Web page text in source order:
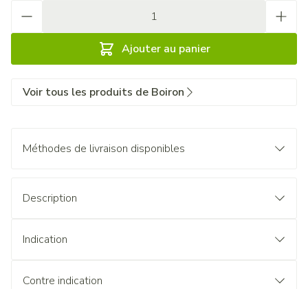
Ajouter au panier
Voir tous les produits de Boiron
Méthodes de livraison disponibles
Description
Indication
Contre indication